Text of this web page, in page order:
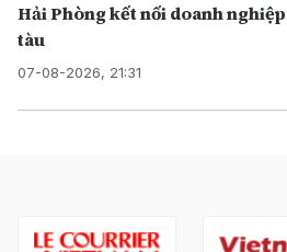
Hải Phòng kết nối doanh
tàu
07-08-2026, 21:31